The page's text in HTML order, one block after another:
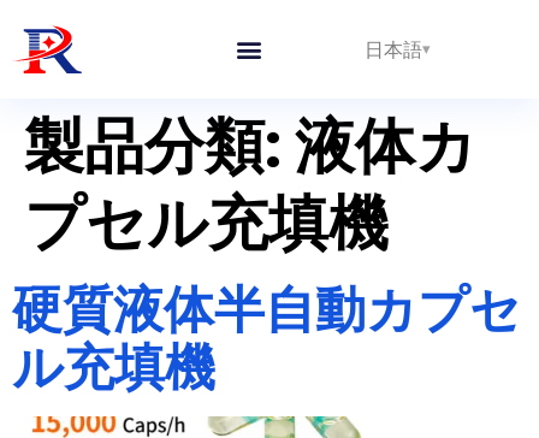
日本語
製品分類:液体カ
プセル充填機
硬質液体半自動カプセ
ル充填機